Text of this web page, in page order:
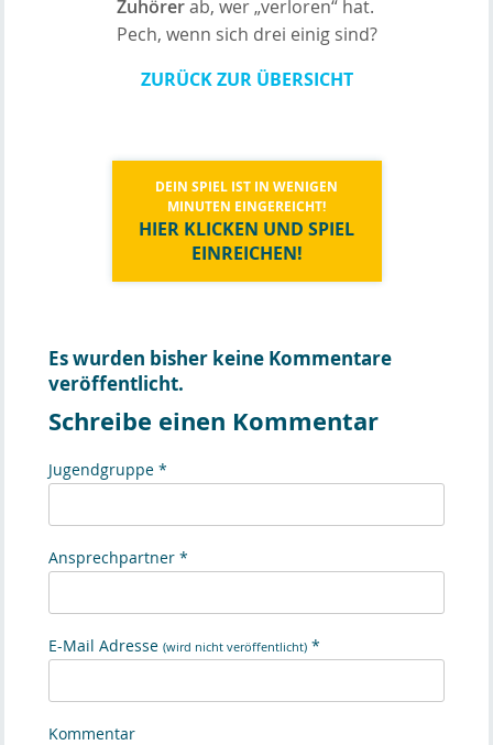
Zuhörerab, wer „verloren“ hat.
Pech, wenn sich drei einig sind?
ZURÜCK ZUR ÜBERSICHT
DEIN SPIEL IST IN WENIGEN
MINUTEN EINGEREICHT!
HIER KLICKEN UND SPIEL
EINREICHEN!
Es wurden bisher keine Kommentare
veröffentlicht.
Schreibe einen Kommentar
Jugendgruppe *
Ansprechpartner *
E-Mail Adresse (wird nicht veröffentlicht) *
Kommentar